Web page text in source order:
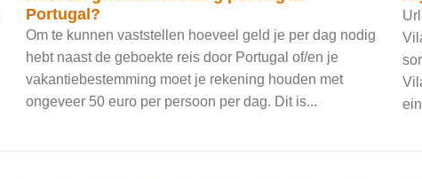
Portugal?
Om te kunnen vaststellen hoeveel geld je per dag nodig
hebt naast de geboekte reis door Portugal of/en je
vakantiebestemming moet je rekening houden met
ongeveer 50 euro per persoon per dag. Dit is...